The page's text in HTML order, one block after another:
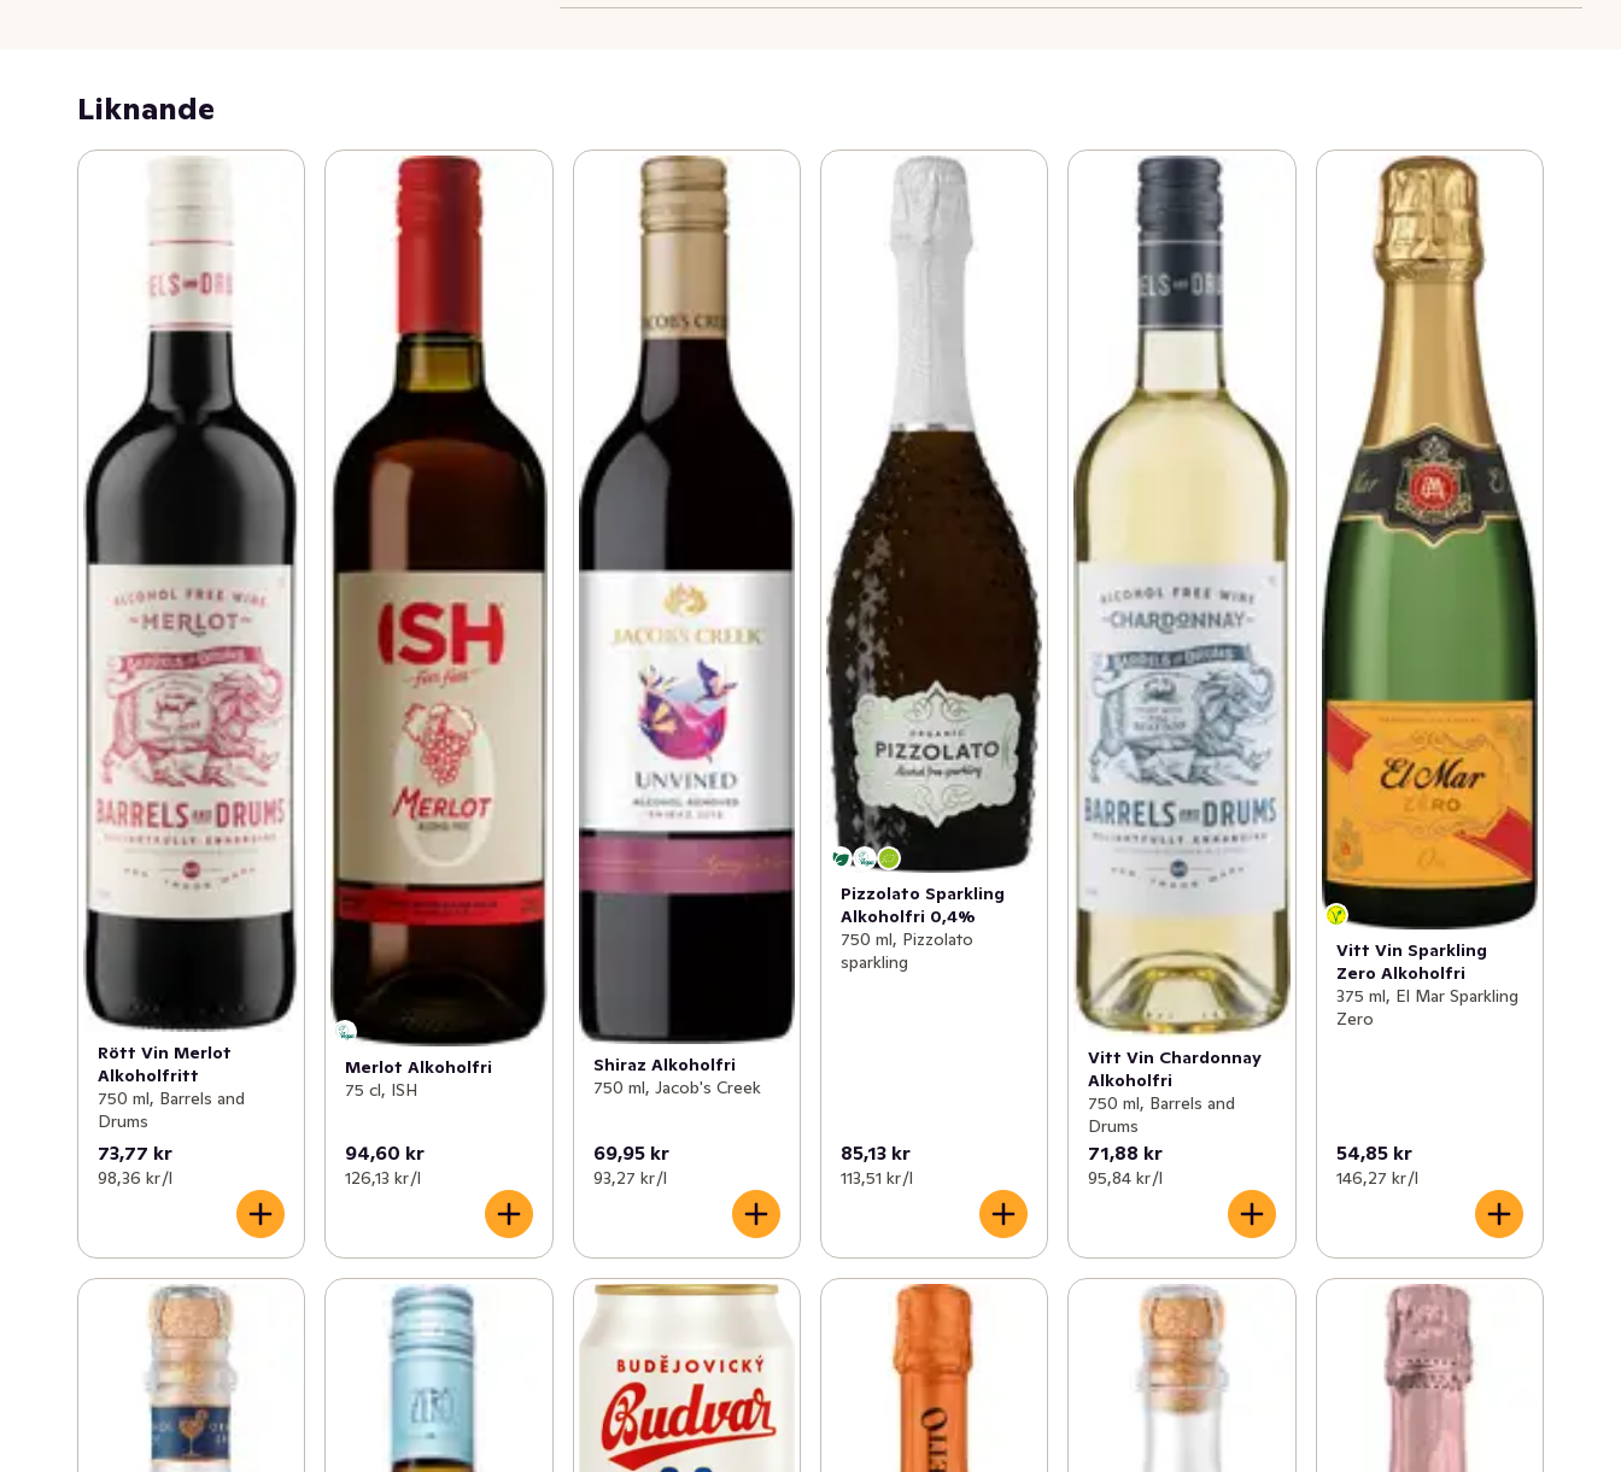
Liknande
Rött Vin Merlot
Alkoholfritt
750 ml, Barrels and
Drums
73,77 kr
98,36 kr /l
Merlot Alkoholfri
75 cl, ISH
94,60 kr
126,13 kr /l
Shiraz Alkoholfri
750 ml, Jacob's Creek
69,95 kr
93,27 kr /l
Pizzolato Sparkling
Alkoholfri 0,4%
750 ml, Pizzolato
sparkling
85,13 kr
113,51 kr /l
Vitt Vin Chardonnay
Alkoholfri
750 ml, Barrels and
Drums
71,88 kr
95,84 kr /l
Vitt Vin Sparkling
Zero Alkoholfri
375 ml, El Mar Sparkling
Zero
54,85 kr
146,27 kr /l